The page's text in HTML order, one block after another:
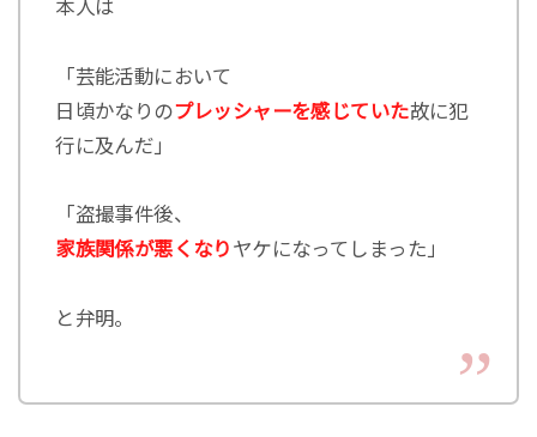
本人は
「芸能活動において
日頃かなりのプレッシャーを感じていた故に犯
行に及んだ」
「盗撮事件後、
家族関係が悪くなり ヤケになってしまった」
と弁明。